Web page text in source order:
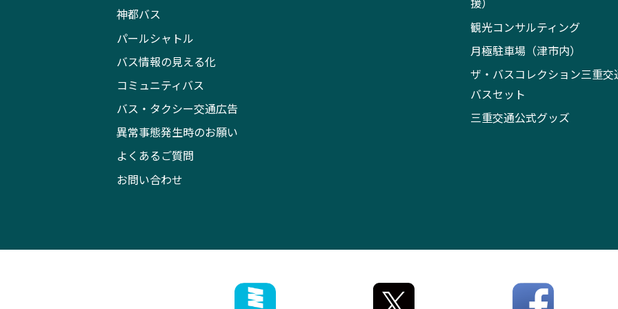
神都バス
パールシャトル
バス情報の見える化
コミュニティバス
バス・タクシー交通広告
異常事態発生時のお願い
よくあるご質問
お問い合わせ
観光コンサルティング
月極駐車場（津市内）
ザ・バスコレクション三重交
バスセット
三重交通公式グッズ